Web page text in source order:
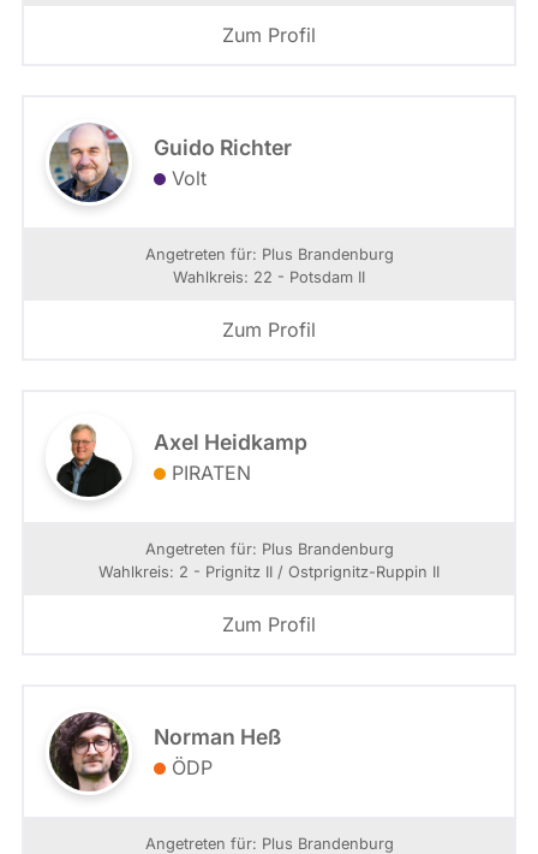
Zum Profil
Guido Richter
Volt
Angetreten für: Plus Brandenburg
Wahlkreis: 22 - Potsdam II
Zum Profil
Axel Heidkamp
PIRATEN
Angetreten für: Plus Brandenburg
Wahlkreis: 2 - Prignitz II / Ostprignitz-Ruppin II
Zum Profil
Norman Heß
ÖDP
Angetreten für: Plus Brandenburg